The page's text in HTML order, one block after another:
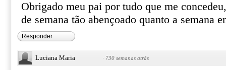
Obrigado meu pai por tudo que me
de semana tão abençoado quanto a semana
Responder
Luciana Maria · 730 semanas atrás